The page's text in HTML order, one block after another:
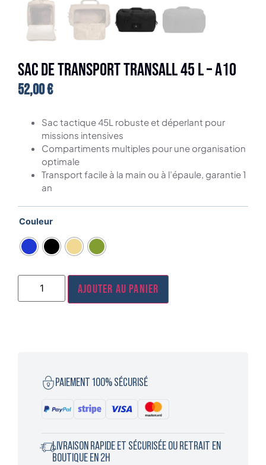
Sac de transport TRANSALL 45 L – A10
52,00€
Sac tactique 45L robuste et déperlant pour
missions intensives
Compartiments multiples pour une organisation
optimale
Transport facile à la main ou à l’épaule, garantie 1
an
Couleur
Ajouter au panier
PAIEMENT 100% SÉCURISÉ
LIVRAISON RAPIDE ET SÉCURISÉE OU RETRAIT EN
BOUTIQUE EN 2H